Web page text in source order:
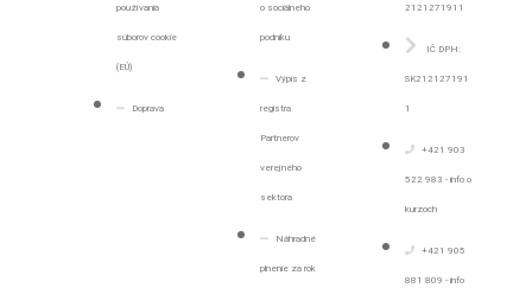
používania
súborov cookie
(EÚ)
Doprava
o sociálneho
podniku
Výpis z
registra
Partnerov
verejného
sektora
Náhradné
plnenie za rok
2121271911
IČ DPH:
SK212127191
1
+421 903
522 983 - info o
kurzoch
+421 905
881 809 - info